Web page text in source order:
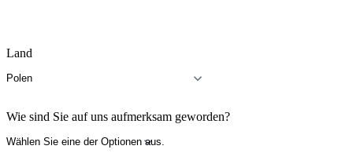
Land
Wie sind Sie auf uns aufmerksam geworden?